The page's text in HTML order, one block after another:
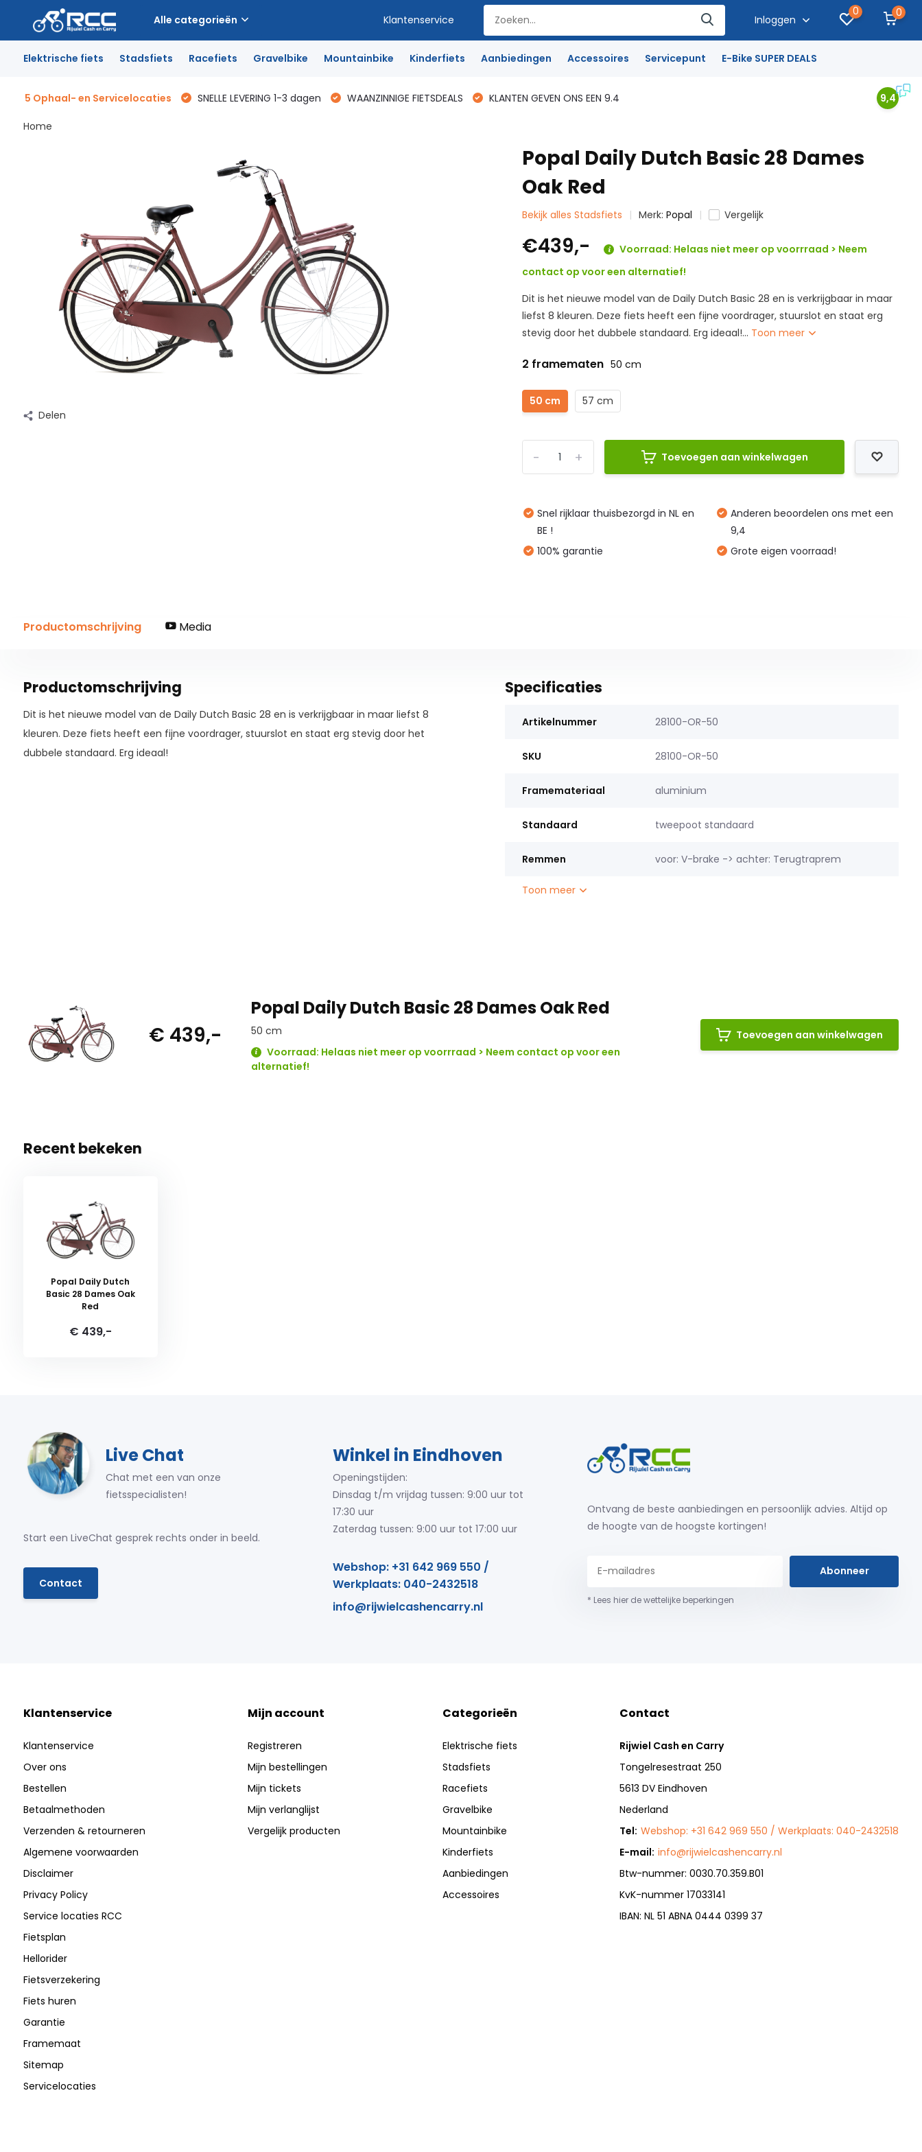
Alle categorieën Klantenservice Inloggen
0 0
Elektrische fiets Stadsfiets Racefiets Gravelbike Mountainbike Kinderfiets Aanbiedingen Accessoires Servicepunt E-Bike SUPER DEALS
5 Ophaal- en Servicelocaties SNELLE LEVERING 1-3 dagen WAANZINNIGE FIETSDEALS KLANTEN GEVEN ONS EEN 9.4 9,4
Home
Delen
Popal Daily Dutch Basic 28 Dames
Oak Red
Bekijk alles Stadsfiets Merk:Popal Vergelijk
€439,-
Voorraad: Helaas niet meer op voorrraad > Neem
contact op voor een alternatief!
Dit is het nieuwe model van de Daily Dutch Basic 28 en is verkrijgbaar in maar
liefst 8 kleuren. Deze fiets heeft een fijne voordrager, stuurslot en staat erg
stevig door het dubbele standaard. Erg ideaal!... Toon meer
2 framematen 50 cm
50 cm 57 cm
+
- Toevoegen aan winkelwagen
Snel rijklaar thuisbezorgd in NL en
BE !
100% garantie
Anderen beoordelen ons met een
9,4
Grote eigen voorraad!
Productomschrijving Media
Productomschrijving
Dit is het nieuwe model van de Daily Dutch Basic 28 en is verkrijgbaar in maar liefst 8
kleuren. Deze fiets heeft een fijne voordrager, stuurslot en staat erg stevig door het
dubbele standaard. Erg ideaal!
Specificaties
Artikelnummer 28100-OR-50
SKU 28100-OR-50
Framemateriaal aluminium
Standaard tweepoot standaard
Remmen voor: V-brake -> achter: Terugtraprem
Toon meer
€ 439,-
Popal Daily Dutch Basic 28 Dames Oak Red
50 cm
Voorraad: Helaas niet meer op voorrraad > Neem contact op voor een
alternatief!
Toevoegen aan winkelwagen
Recent bekeken
Popal Daily Dutch
Basic 28 Dames Oak
Red
€ 439,-
Live Chat
Chat met een van onze
fietsspecialisten!
Start een LiveChat gesprek rechts onder in beeld.
Contact
Winkel in Eindhoven
Openingstijden:
Dinsdag t/m vrijdag tussen: 9:00 uur tot
17:30 uur
Zaterdag tussen: 9:00 uur tot 17:00 uur
Webshop: +31 642 969 550 /
Werkplaats: 040-2432518
info@rijwielcashencarry.nl
Ontvang de beste aanbiedingen en persoonlijk advies. Altijd op
de hoogte van de hoogste kortingen!
Abonneer
* Lees hier de wettelijke beperkingen
Klantenservice
Klantenservice
Over ons
Bestellen
Betaalmethoden
Verzenden & retourneren
Algemene voorwaarden
Disclaimer
Privacy Policy
Service locaties RCC
Fietsplan
Hellorider
Fietsverzekering
Fiets huren
Garantie
Framemaat
Sitemap
Servicelocaties
Mijn account
Registreren
Mijn bestellingen
Mijn tickets
Mijn verlanglijst
Vergelijk producten
Categorieën
Elektrische fiets
Stadsfiets
Racefiets
Gravelbike
Mountainbike
Kinderfiets
Aanbiedingen
Accessoires
Contact
Rijwiel Cash en Carry
Tongelresestraat 250
5613 DV Eindhoven
Nederland
Tel: Webshop: +31 642 969 550 / Werkplaats: 040-2432518
E-mail: info@rijwielcashencarry.nl
Btw-nummer: 0030.70.359.B01
KvK-nummer 17033141
IBAN: NL 51 ABNA 0444 0399 37